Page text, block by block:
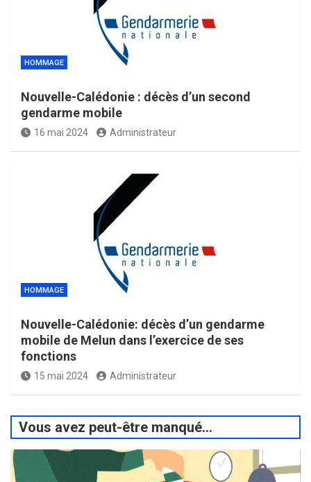
HOMMAGE
Nouvelle-Calédonie : décès d’un second
gendarme mobile
16 mai 2024 Administrateur
HOMMAGE
Nouvelle-Calédonie: décès d’un gendarme
mobile de Melun dans l’exercice de ses
fonctions
15 mai 2024 Administrateur
Vous avez peut-être manqué...